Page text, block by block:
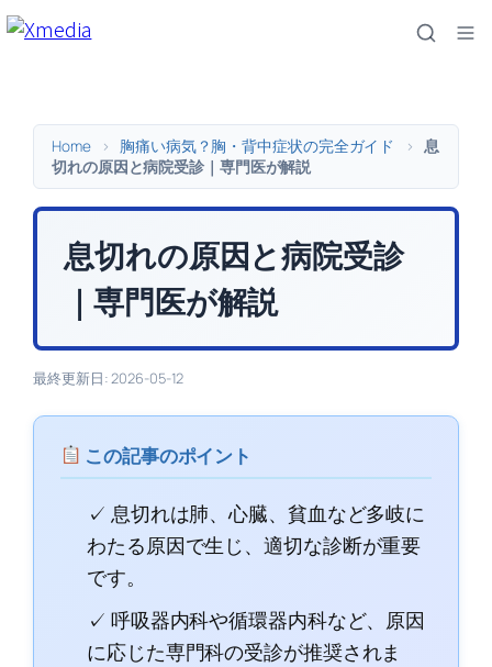
内
Home > 胸痛い病気？胸・背中症状の完全ガイド >
息
切れの原因と病院受診｜専門医が解説
息切れの原因と病院受診
｜専門医が解説
最終更新日: 2026-05-12
この記事のポイント
✓ 息切れは肺、心臓、貧血など多岐に
わたる原因で生じ、適切な診断が重要
です。
✓ 呼吸器内科や循環器内科など、原因
に応じた専門科の受診が推奨されま